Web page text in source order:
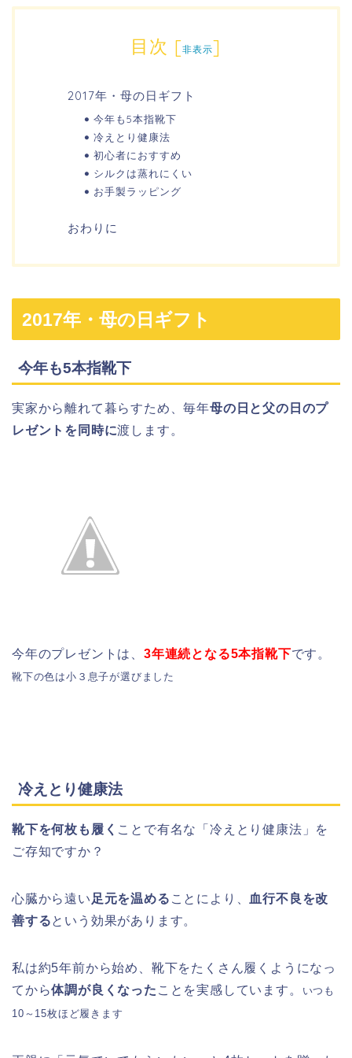
目次 [非表示]
2017年・母の日ギフト
今年も5本指靴下
冷えとり健康法
初心者におすすめ
シルクは蒸れにくい
お手製ラッピング
おわりに
2017年・母の日ギフト
今年も5本指靴下
実家から離れて暮らすため、毎年母の日と父の日のプ
レゼントを同時に渡します。
今年のプレゼントは、 3年連続となる5本指靴下です。
靴下の色は小３息子が選びました
冷えとり健康法
靴下を何枚も履く ことで有名な「冷えとり健康法」を
ご存知ですか？
心臓から遠い 足元を温める ことにより、 血行不良を改
善するという効果があります。
私は約5年前から始め、靴下をたくさん履くようになっ
てから体調が良くなった ことを実感しています。
いつも
10～15枚ほど履きます